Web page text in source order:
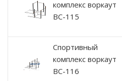
комплекс воркаут
ВС-115
Спортивный
комплекс воркаут
ВС-116